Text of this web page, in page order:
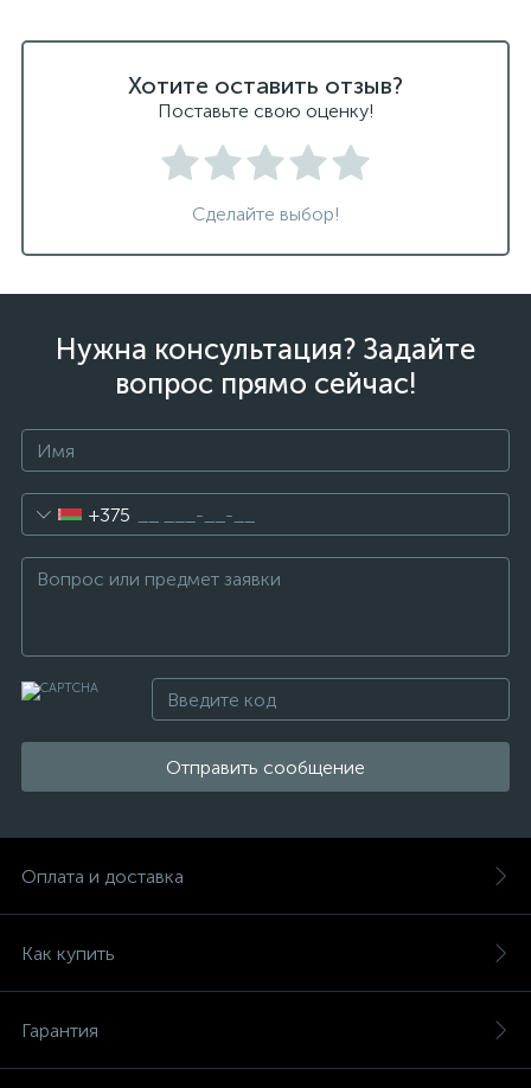
Хотите оставить отзыв?
Поставьте свою оценку!
Сделайте выбор!
Нужна консультация? Задайте
вопрос прямо сейчас!
+375
Отправить сообщение
Оплата и доставка
Как купить
Гарантия